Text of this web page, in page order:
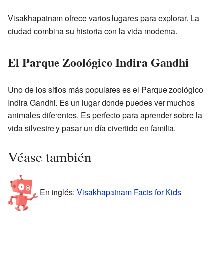
Visakhapatnam ofrece varios lugares para explorar. La
ciudad combina su historia con la vida moderna.
El Parque Zoológico Indira Gandhi
Uno de los sitios más populares es el Parque zoológico
Indira Gandhi. Es un lugar donde puedes ver muchos
animales diferentes. Es perfecto para aprender sobre la
vida silvestre y pasar un día divertido en familia.
Véase también
En inglés: Visakhapatnam Facts for Kids